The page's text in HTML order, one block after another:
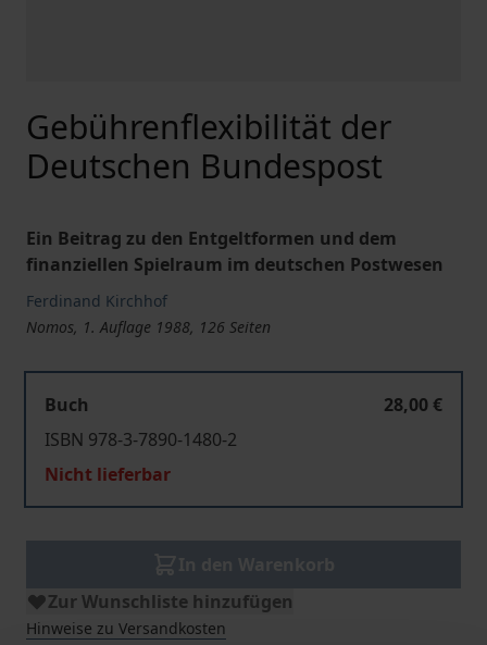
Gebührenflexibilität der
Deutschen Bundespost
Ein Beitrag zu den Entgeltformen und dem
finanziellen Spielraum im deutschen Postwesen
Ferdinand Kirchhof
Nomos, 1. Auflage 1988, 126 Seiten
Buch
28,00 €
ISBN 978-3-7890-1480-2
Nicht lieferbar
Zur Wunschliste hinzufügen
Hinweise zu Versandkosten